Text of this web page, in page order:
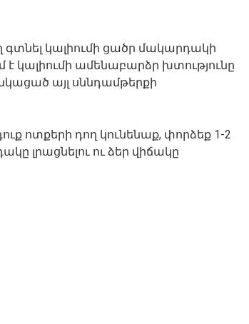
կալիումի ցածր մակարդակի
կալիումի ամենաբարձր խտությունը
այլ սննդամթերքի
ոտքերի դող կունենաք, փորձեք 1-2
լրացնելու ու ձեր վիճակը